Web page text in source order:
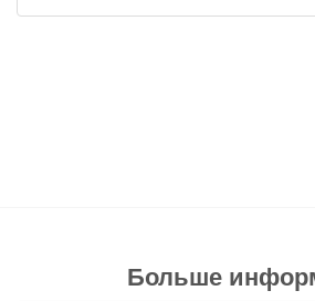
Больше